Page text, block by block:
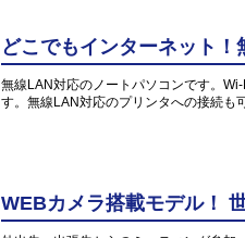
どこでもインターネット
無線LAN対応のノートパソコンです。
す。無線LAN対応のプリンタへの接続も
WEBカメラ搭載モデル！